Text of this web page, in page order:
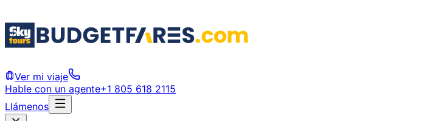
Ver mi viaje
Hable con un agente+1 805 618 2115
Llámenos